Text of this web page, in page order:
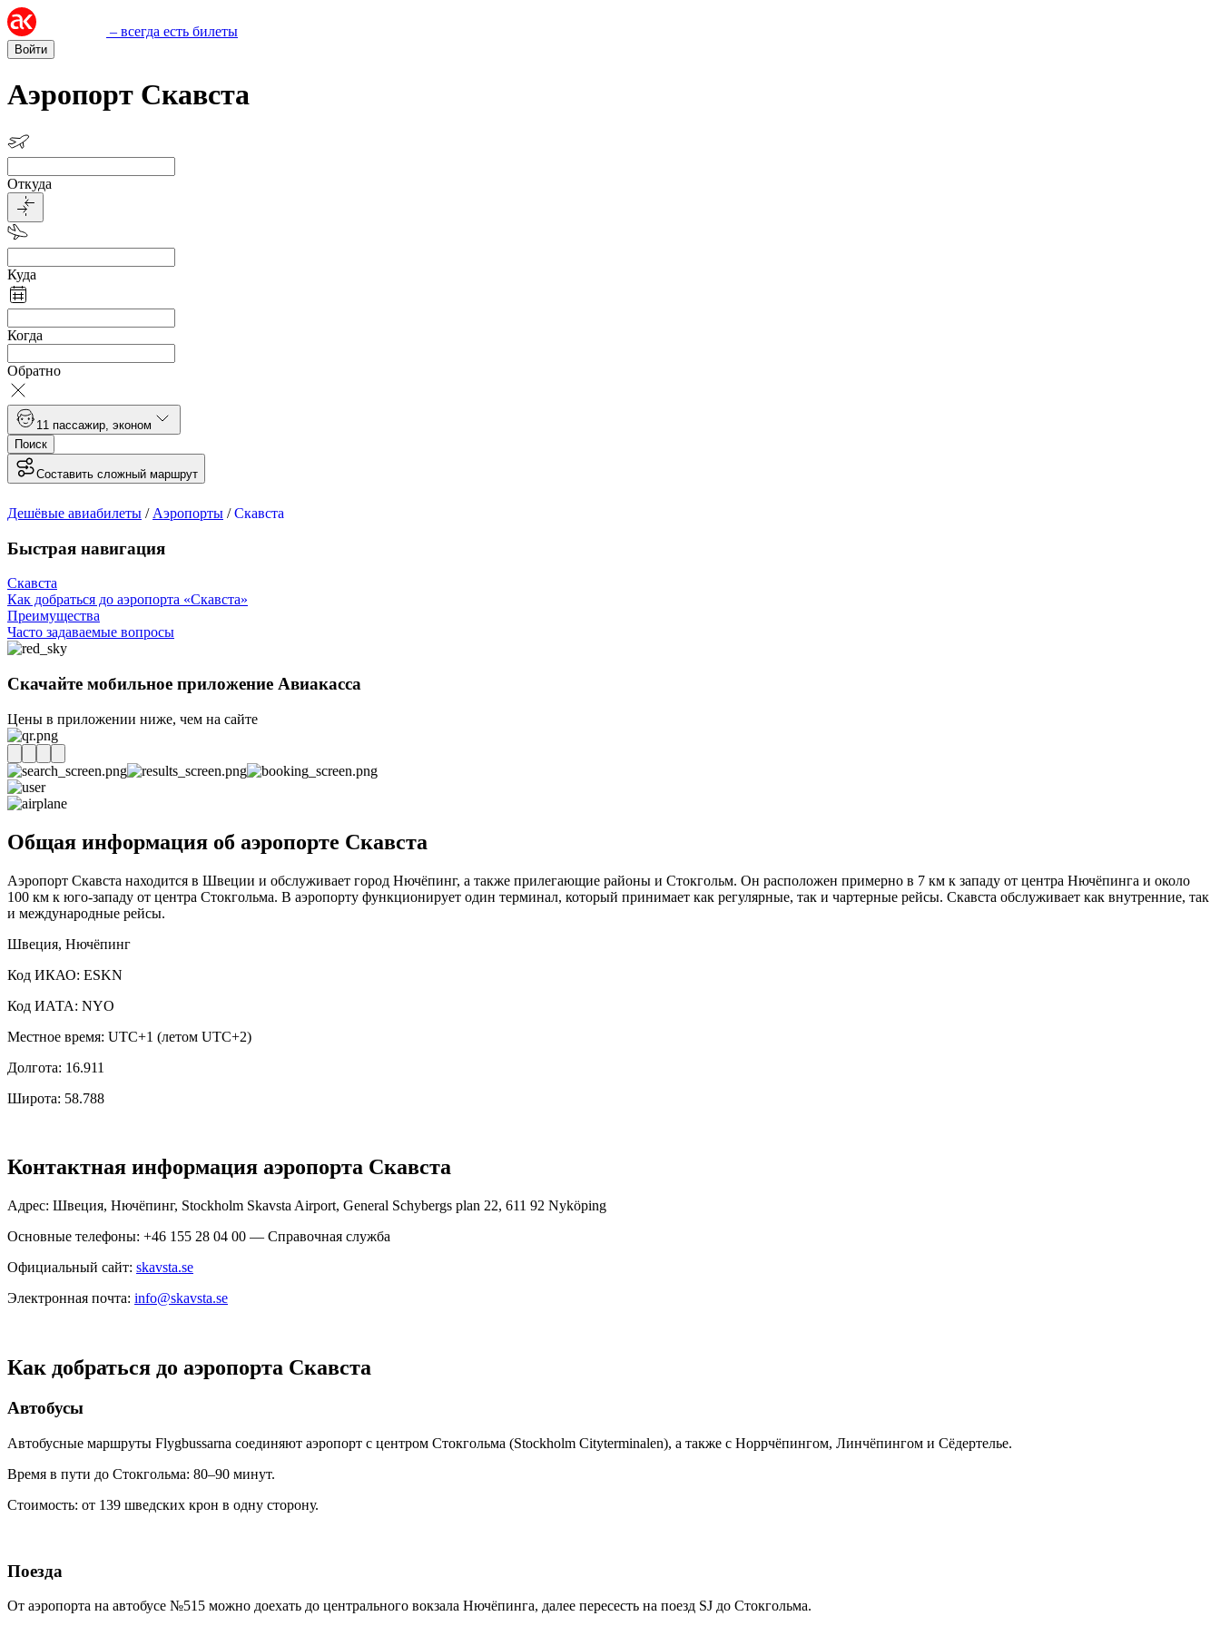
– всегда есть билеты
Войти
Аэропорт Скавста
Откуда
Куда
Когда
Обратно
1 1 пассажир эконом
Поиск
Составить сложный маршрут
Дешёвые авиабилеты / Аэропорты /Скавста
Быстрая навигация
Скавста
Как добраться до аэропорта «Скавста»
Преимущества
Часто задаваемые вопросы
Скачайте мобильное приложение Авиакасса
Цены в приложении ниже, чем на сайте
Общая информация об аэропорте Скавста
Аэропорт Скавста находится в Швеции и обслуживает город Нючёпинг, а также прилегающие районы и Стокгольм. Он расположен примерно в 7 км к западу от центра Нючёпинга и около
100 км к юго-западу от центра Стокгольма. В аэропорту функционирует один терминал, который принимает как регулярные, так и чартерные рейсы. Скавста обслуживает как внутренние, так
и международные рейсы.
Швеция, Нючёпинг
Код ИКАО: ESKN
Код ИАТА: NYO
Местное время: UTC+1 (летом UTC+2)
Долгота: 16.911
Широта: 58.788
Контактная информация аэропорта Скавста
Адрес: Швеция, Нючёпинг, Stockholm Skavsta Airport, General Schybergs plan 22, 611 92 Nyköping
Основные телефоны: +46 155 28 04 00 — Справочная служба
Официальный сайт: skavsta.se
Электронная почта: info@skavsta.se
Как добраться до аэропорта Скавста
Автобусы
Автобусные маршруты Flygbussarna соединяют аэропорт с центром Стокгольма (Stockholm Cityterminalen), а также с Норрчёпингом, Линчёпингом и Сёдертелье.
Время в пути до Стокгольма: 80–90 минут.
Стоимость: от 139 шведских крон в одну сторону.
Поезда
От аэропорта на автобусе №515 можно доехать до центрального вокзала Нючёпинга, далее пересесть на поезд SJ до Стокгольма.